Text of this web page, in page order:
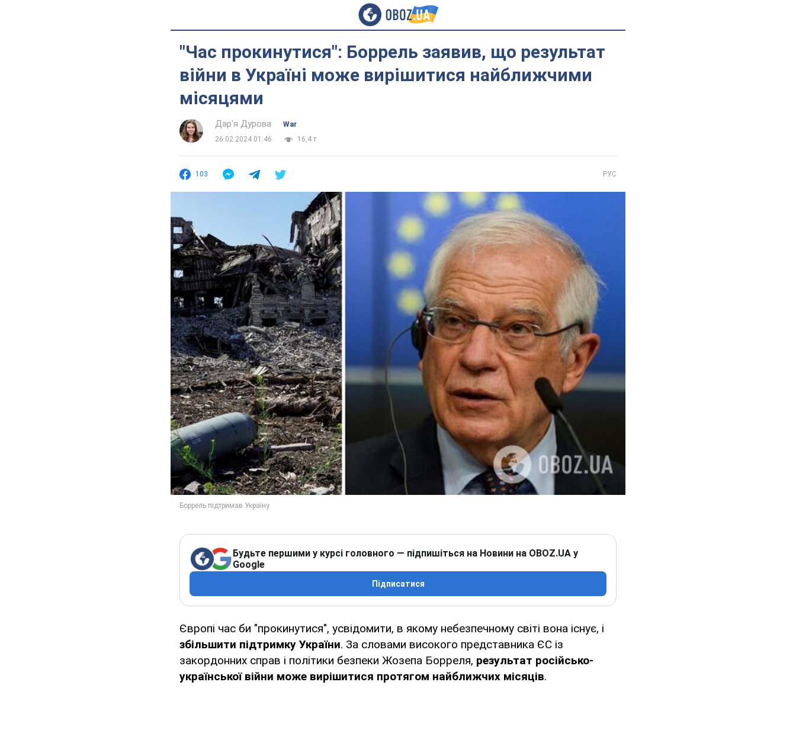
"Час прокинутися": Боррель заявив, що результат
війни в Україні може вирішитися найближчими
місяцями
Дар'я Дурова
War
26.02.2024 01:46
16,4 т.
103 РУС
Будьте першими у курсі головного — підпишіться на Новини на OBOZ.UA у
Google
Підписатися
Європі час би "прокинутися", усвідомити, в якому небезпечному світі вона існує, і
збільшити підтримку України. За словами високого представника ЄС із
закордонних справ і політики безпеки Жозепа Борреля, результат російсько-
української війни може вирішитися протягом найближчих місяців.